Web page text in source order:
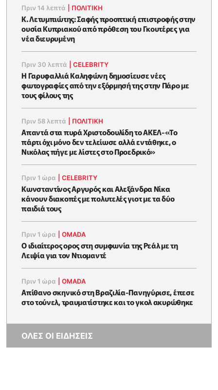
Πριν 14 λεπτά ΠΟΛΙΤΙΚΗ
K. Λετυμπιώτης: Σαφής προοπτική επιστροφής στην
ουσία Κυπριακού από πρόθεση του Γκουτέρες για
νέα διευρυμένη
Πριν 30 λεπτά |CELEBRITY
Η Γαρυφαλλιά Καληφώνη δημοσίευσε νέες
φωτογραφίες από την εξόρμησή της στην Πάρο με
τους φίλους της
Πριν 58 λεπτά ΠΟΛΙΤΙΚΗ
Απαντά στα πυρά Χριστοδουλίδη το ΑΚΕΛ-«Το
πάρτι όχι μόνο δεν τελείωσε αλλά εντάθηκε, ο
Νικόλας πήγε με λίστες στο Προεδρικό»
Πριν 1 ώρα |CELEBRITY
Κωνσταντίνος Αργυρός και Αλεξάνδρα Νίκα
κάνουν διακοπές με πολυτελές γιοτ με τα δύο
παιδιά τους
Πριν 1 ώρα |OMADA
Ο ιδιαίτερος ορος στη συμφωνία της Ρεάλ με τη
Λειψία για τον Ντιομαντέ
Πριν 1 ώρα |OMADA
Απίθανο σκηνικό στη Βραζιλία-Πανηγύρισε, έπεσε
στο τούνελ, τραυματίστηκε και το γκολ ακυρώθηκε
ΟΛΕΣ ΟΙ ΕΙΔΗΣΕΙΣ